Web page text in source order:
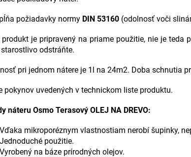
požiadavky normy DIN 53160 (odolnosť voči
produkt je pripravený na priame použitie, nie je teda
odstráňte.
pri jednom nátere je 1l na 24m2. Doba schnutia
pokynov uvedených v technickom liste produktu.
náteru Osmo Terasový OLEJ NA DREVO:
Vďaka mikroporéznym vlastnostiam nerobí šupinky,
Jednoduché použitie.
Vyrobený na báze prírodných olejov.